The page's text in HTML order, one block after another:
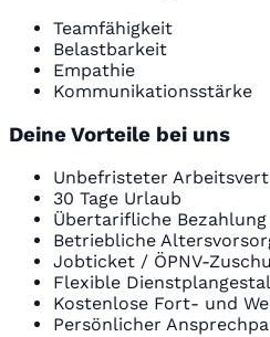
Teamfähigkeit
Belastbarkeit
Empathie
Kommunikationsstärke
Deine Vorteile bei uns
Unbefristeter
30 Tage Urlaub
Übertarifliche Bezahlung
Betriebliche
Jobticket / ÖPNV-
Flexible
Kostenlose Fort- und
Persönlicher